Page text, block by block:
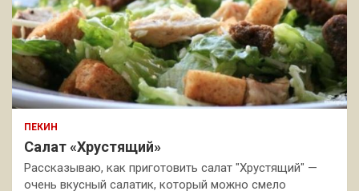
ПЕКИН
Салат «Хрустящий»
Рассказываю, как приготовить салат "Хрустящий" —
очень вкусный салатик, который можно смело